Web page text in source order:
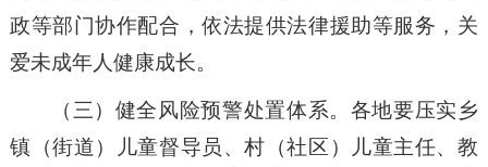
政等部门协作配合，依法提供法律援助等服务，关
爱未成年人健康成长。
（三）健全风险预警处置体系。各地要压实乡
镇（街道）儿童督导员、村（社区）儿童主任、教